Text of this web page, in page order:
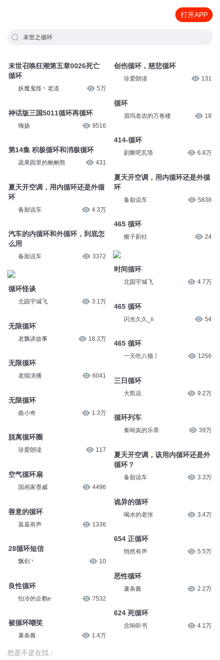
打开APP
末世之循环
末世召唤狂潮第五章0026死亡
循环
妖魔鬼怪丶老道 5万
神话版三国5011循环再循环
嗨扬 9516
第14集 积极循环和消极循环
蔬果园里的鲍鲍熊 431
夏天开空调，用内循环还是外循
环
备胎说车 4.3万
汽车的内循环和外循环，到底怎
么用
备胎说车 3372
循环怪谈
北园宇城飞 3.1万
无限循环
老飘讲故事 18.3万
无限循环
老猫演播 6041
无限循环
曲小奇 1.3万
脱离循环圈
珍爱朗读 117
空气循环扇
国画家墨威 4496
善意的循环
嘉嘉有声 1336
28循环短信
飘剑丶 10
良性循环
怕冷的企鹅e 7532
被循环嘲笑
薯条酱 1.4万
创伤循环，慈悲循环
珍爱朗读 131
循环
眉坞老农的万卷楼 18
414-循环
剧舞吧瓦塔 6.8万
夏天开空调，用内循环还是外循
环
备胎说车 5838
465 循环
猴子剧社 24
时间循环
北园宇城飞 4.7万
465 循环
闪光久久_ii 54
465 循环
一天吃八顿丨 1256
三日循环
大凯说 9.2万
循环列车
奏响岚的乐章 39万
夏天开空调，该用内循环还是外
循环？
备胎说车 3.3万
诡异的循环
喝水的老张 3.4万
654 正循环
悄然有声 5.5万
恶性循环
薯条酱 2.2万
624 死循环
念响听书 4.1万
您是不是在找：